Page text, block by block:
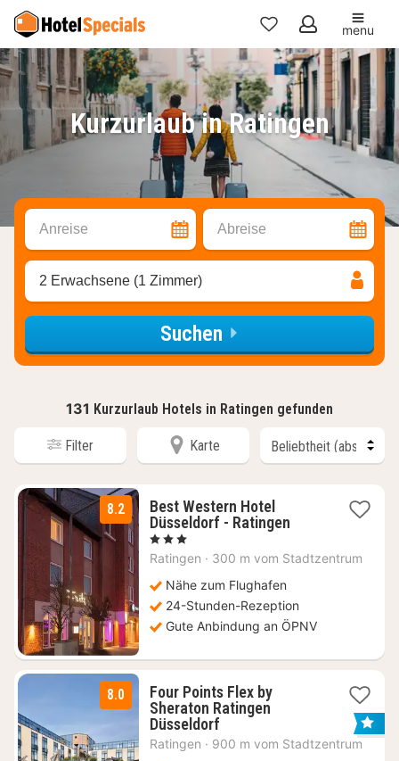
Meine
Favoriten
menu
Kurzurlaub in Ratingen
Anreise Abreise
2 Erwachsene (1 Zimmer)
Suchen
131 Kurzurlaub Hotels in Ratingen gefunden
Filter Karte
8.2
Best Western Hotel
Düsseldorf - Ratingen1
ab
, 3 Sterne
Ratingen · 300 m vom Stadtzentrum
Nähe zum Flughafen
24-Stunden-Rezeption
Gute Anbindung an ÖPNV
8.0
Four Points Flex by
Sheraton Ratingen
Düsseldorf3
Nächte
Ratingen · 900 m vom Stadtzentrum